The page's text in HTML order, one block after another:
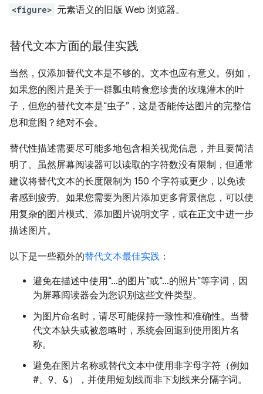
<figure> 元素语义的旧版 Web 浏览器。
替代文本方面的最佳实践
当然，仅添加替代文本是不够的。文本也应有意义。例如，
如果您的图片是关于一群瓢虫啃食您珍贵的玫瑰灌木的叶
子，但您的替代文本是“虫子”，这是否能传达图片的完整信
息和意图？绝对不会。
替代性描述需要尽可能多地包含相关视觉信息，并且要简洁
明了。虽然屏幕阅读器可以读取的字符数没有限制，但通常
建议将替代文本的长度限制为 150 个字符或更少，以免读
者感到疲劳。如果您需要为图片添加更多背景信息，可以使
用复杂的图片模式、添加图片说明文字，或在正文中进一步
描述图片。
以下是一些额外的替代文本最佳实践 ：
避免在描述中使用“…的图片”或“…的照片”等字词，因
为屏幕阅读器会为您识别这些文件类型。
为图片命名时，请尽可能保持一致性和准确性。当替
代文本缺失或被忽略时，系统会回退到使用图片名
称。
避免在图片名称或替代文本中使用非字母字符（例如
#、9、&），并使用短划线而非下划线来分隔字词。